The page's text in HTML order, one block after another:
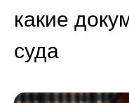
какие
суда